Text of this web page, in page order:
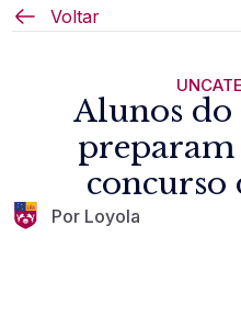
Voltar
Alunos do
preparam
concurso
Por Loyola